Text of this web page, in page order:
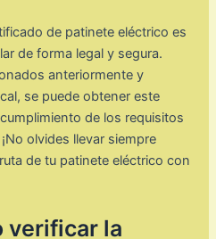
de patinete eléctrico es
de forma legal y segura.
anteriormente y
se puede obtener este
de los requisitos
olvides llevar siempre
de tu patinete eléctrico con
verificar la